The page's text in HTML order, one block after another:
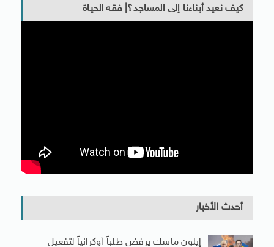
كيف نعيد أبناءنا إلى المساجد؟| فقه الحياة
أحدث الأخبار
إيلون ماسك يرفض طلباً أوكرانياً لتفعيل